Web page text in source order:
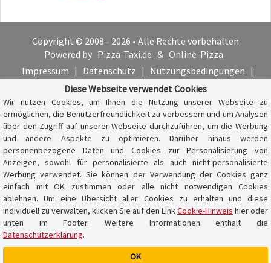
Copyright © 2008 - 2026 • Alle Rechte vorbehalten
Powered by Pizza-Taxi.de & Online-Pizza
Impressum | Datenschutz | Nutzungsbedingungen |
Cookie-Hinweis
Diese Webseite verwendet Cookies
Wir nutzen Cookies, um Ihnen die Nutzung unserer Webseite zu
ermöglichen, die Benutzerfreundlichkeit zu verbessern und um Analysen
über den Zugriff auf unserer Webseite durchzuführen, um die Werbung
und andere Aspekte zu optimieren. Darüber hinaus werden
personenbezogene Daten und Cookies zur Personalisierung von
Anzeigen, sowohl für personalisierte als auch nicht-personalisierte
Werbung verwendet. Sie können der Verwendung der Cookies ganz
einfach mit OK zustimmen oder alle nicht notwendigen Cookies
ablehnen. Um eine Übersicht aller Cookies zu erhalten und diese
individuell zu verwalten, klicken Sie auf den LinkCookie-Hinweis hier oder
unten im Footer. Weitere Informationen enthält die
Datenschutzerklärung.
OK